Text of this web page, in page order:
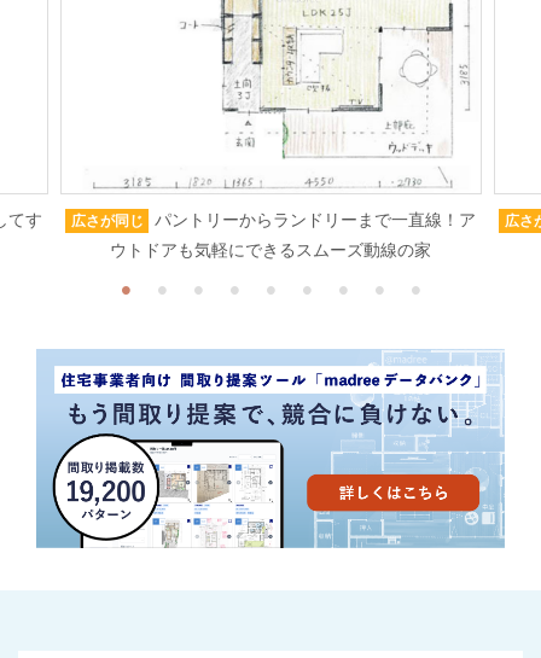
てす 広さが同じ
パントリーからランドリーまで一直線！ア
ウトドアも気軽にできるスムーズ動線の家
広さ